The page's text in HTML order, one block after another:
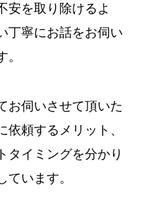
安を取り除けるよ
丁寧にお話をお伺い
お伺いさせて頂いた
頼するメリット、
タイミングを分かり
ています。